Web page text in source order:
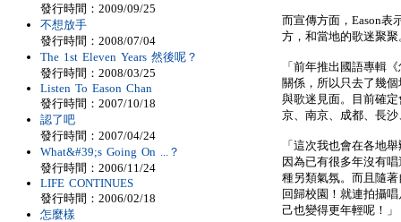
而宣傳方面，Eason表
方，和當地的歌迷聚聚
「前年推出國語專輯
關係，所以只去了幾
與歌迷見面。目前確
京、南京、成都、長
「這次我也會在各地
因為已有很多年沒有
種另類氣氛。而且隨
回歸校園！就連拍攝
己也變得更年輕呢！」
發行時間：2009/09/25
不想放手
發行時間：2008/07/04
The 1st Eleven Years 然後呢？
發行時間：2008/03/25
Listen To Eason Chan
發行時間：2007/10/18
認了吧
發行時間：2007/04/24
What&#39;s Going On ...？
發行時間：2006/11/24
LIFE CONTINUES
發行時間：2006/02/18
怎麼樣